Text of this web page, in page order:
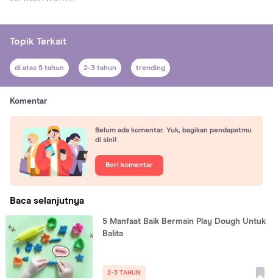
Topik Terkait
di atas 5 tahun 2-3 tahun trending
Komentar
Belum ada komentar. Yuk, bagikan pendapatmu
di sini!
Beri komentar
Baca selanjutnya
5 Manfaat Baik Bermain Play Dough Untuk
Balita
2-3 TAHUN